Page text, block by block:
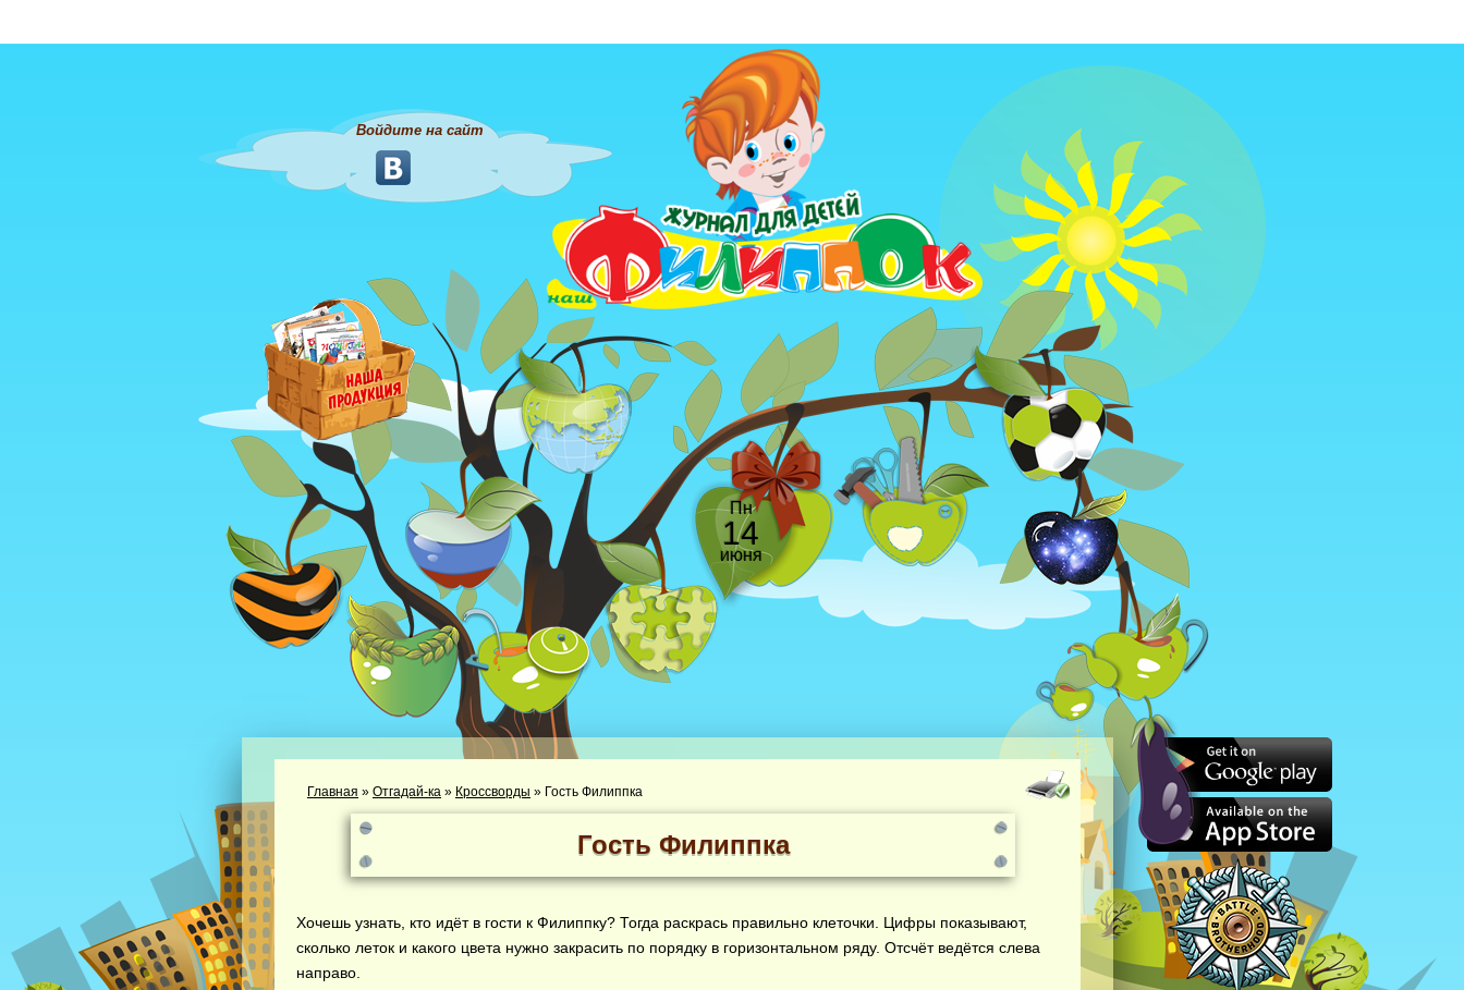
Войдите на сайт
Пн
14
июня
Главная » Отгадай-ка » Кроссворды » Гость Филиппка
Гость Филиппка
Хочешь узнать, кто идёт в гости к Филиппку? Тогда раскрась правильно клеточки. Цифры показывают,
сколько леток и какого цвета нужно закрасить по порядку в горизонтальном ряду. Отсчёт ведётся слева
направо.